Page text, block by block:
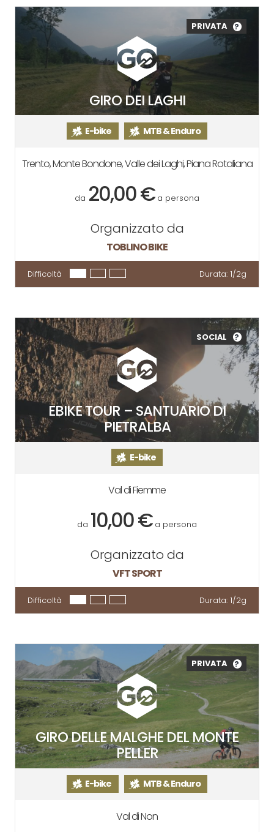
GIRO DEI LAGHI
PRIVATA ?
E-bike MTB & Enduro
Trento, Monte Bondone, Valle dei Laghi, Piana Rotaliana
da 20,00 € a persona
Organizzato da
TOBLINO BIKE
Difficoltà Durata: 1/2g
EBIKE TOUR – SANTUARIO DI
PIETRALBA
SOCIAL ?
E-bike
Val di Fiemme
da 10,00 € a persona
Organizzato da
VFT SPORT
Difficoltà Durata: 1/2g
GIRO DELLE MALGHE DEL MONTE
PELLER
PRIVATA ?
E-bike MTB & Enduro
Val di Non